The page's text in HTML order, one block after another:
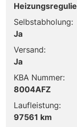
Selbstabholung:
Ja
Versand:
Ja
KBA Nummer:
8004AFZ
Laufleistung:
97561 km